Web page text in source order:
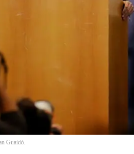
Guaidó.